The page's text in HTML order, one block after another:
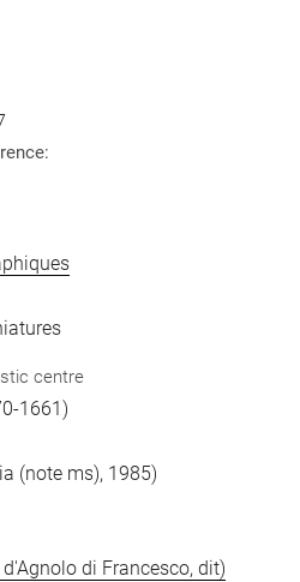
centre
1661)
(note ms), 1985)
di Francesco, dit)